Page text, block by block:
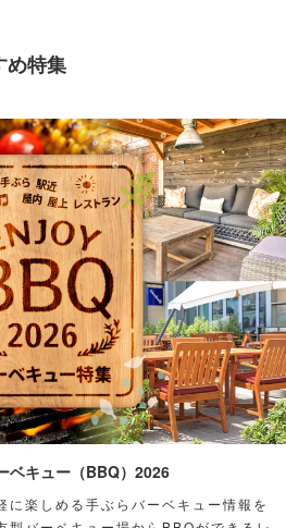
め特集
ベキュー（BBQ）2026
に楽しめる手ぶらバーベキュー情報を